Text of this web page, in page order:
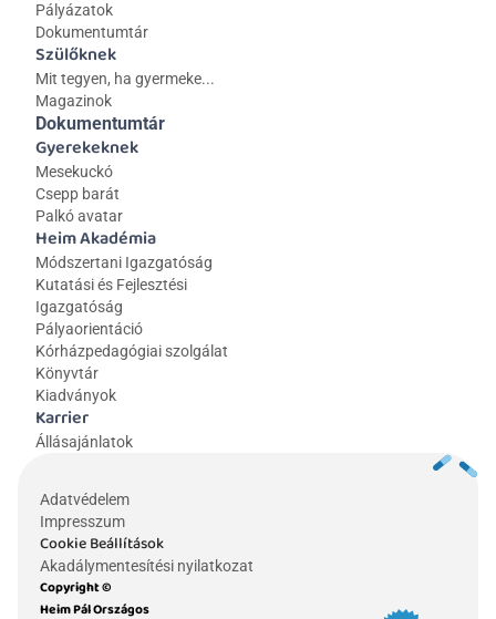
Pályázatok
Dokumentumtár
Szülőknek
Mit tegyen, ha gyermeke...
Magazinok
Gyerekeknek
Mesekuckó
Csepp barát
Palkó avatar
Heim Akadémia
Módszertani Igazgatóság
Kutatási és Fejlesztési
Igazgatóság
Pályaorientáció
Kórházpedagógiai szolgálat
Könyvtár
Kiadványok
Karrier
Állásajánlatok
Dokumentumtár
Adatvédelem
Impresszum
Cookie Beállítások
Akadálymentesítési nyilatkozat
Copyright ©
Heim Pál Országos